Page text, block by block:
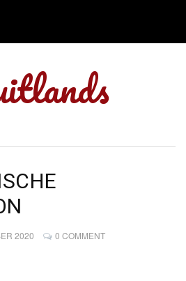
2020 0 COMMENT